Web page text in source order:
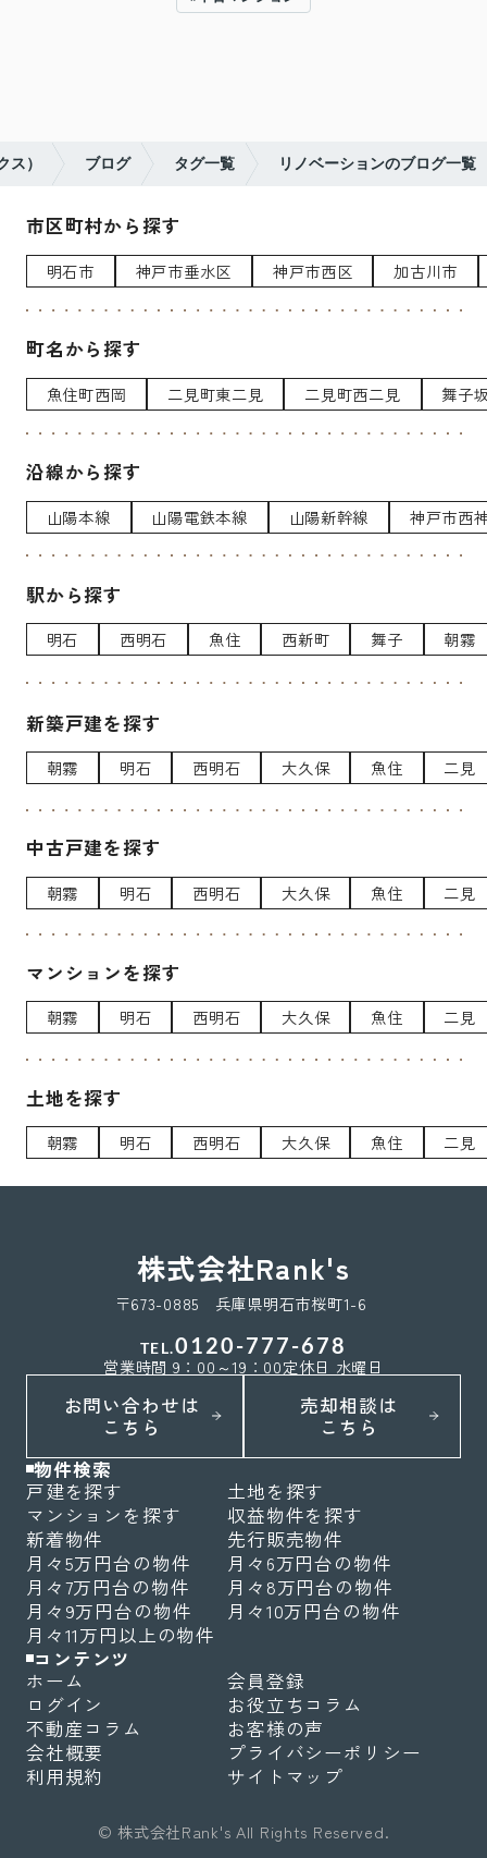
ス） ブログ タグ一覧 リノベーションのブログ一覧
市区町村から探す
明石市 神戸市垂水区 神戸市西区 加古川市
町名から探す
魚住町西岡 二見町東二見 二見町西二見 舞子
沿線から探す
山陽本線 山陽電鉄本線 山陽新幹線 神戸市西
駅から探す
明石 西明石 魚住 西新町 舞子 朝霧
新築戸建を探す
朝霧 明石 西明石 大久保 魚住 二見
中古戸建を探す
朝霧 明石 西明石 大久保 魚住 二見
マンションを探す
朝霧 明石 西明石 大久保 魚住 二見
土地を探す
朝霧 明石 西明石 大久保 魚住 二見
株式会社Rank's
〒673-0885 兵庫県明石市桜町1-6
TEL.0120-777-678
営業時間 9：00～19：00定休日 水曜日
お問い合わせは
こちら
売却相談は
こちら
物件検索
戸建を探す
土地を探す
マンションを探す
収益物件を探す
新着物件
先行販売物件
月々5万円台の物件
月々6万円台の物件
月々7万円台の物件
月々8万円台の物件
月々9万円台の物件
月々10万円台の物件
月々11万円以上の物件
コンテンツ
ホーム
会員登録
ログイン
お役立ちコラム
不動産コラム
お客様の声
会社概要
プライバシーポリシー
利用規約
サイトマップ
© 株式会社Rank's All Rights Reserved.